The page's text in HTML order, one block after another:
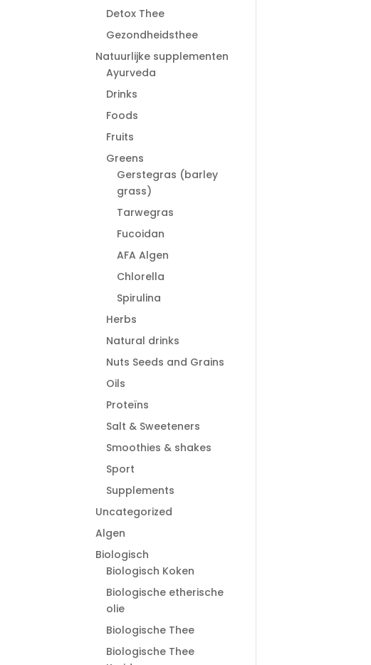
Detox Thee
Gezondheidsthee
Natuurlijke supplementen
Ayurveda
Drinks
Foods
Fruits
Greens
Gerstegras (barley
grass)
Tarwegras
Fucoidan
AFA Algen
Chlorella
Spirulina
Herbs
Natural drinks
Nuts Seeds and Grains
Oils
Proteïns
Salt & Sweeteners
Smoothies & shakes
Sport
Supplements
Uncategorized
Algen
Biologisch
Biologisch Koken
Biologische etherische
olie
Biologische Thee
Biologische Thee